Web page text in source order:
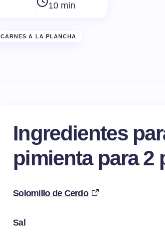
10 min
CARNES A LA PLANCHA
Ingredientes
pimienta para 2
Solomillo de Cerdo
Sal